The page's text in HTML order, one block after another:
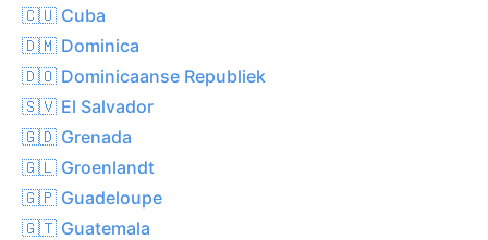
🇨🇺 Cuba
🇩🇲 Dominica
🇩🇴 Dominicaanse Republiek
🇸🇻 El Salvador
🇬🇩 Grenada
🇬🇱 Groenlandt
🇬🇵 Guadeloupe
🇬🇹 Guatemala